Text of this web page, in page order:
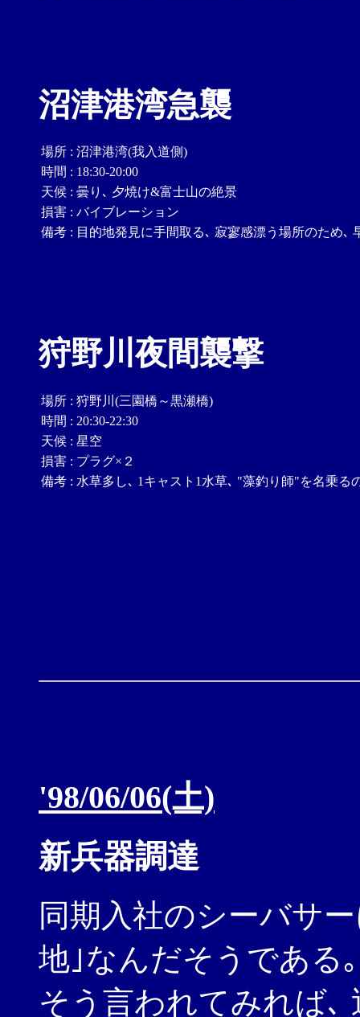
沼津港湾急襲
場所 : 沼津港湾(我入道側)
時間 : 18:30-20:00
天候 : 曇り､ 夕焼け&富士山の絶景
損害 : バイブレーション
備考 : 目的地発見に手間取る､ 寂寥感漂う場所のため､
狩野川夜間襲撃
場所 : 狩野川(三園橋～黒瀬橋)
時間 : 20:30-22:30
天候 : 星空
損害 : プラグ×２
備考 : 水草多し､ 1キャスト1水草､ "藻釣り師"を名乗る
'98/06/06(土)
新兵器調達
同期入社のシーバサ
地｣なんだそうである｡
そう言われてみれば､